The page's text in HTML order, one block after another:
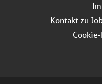
Kontakt zu